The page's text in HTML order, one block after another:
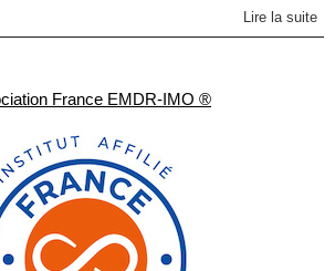
France EMDR-IMO ®
Lire la suite